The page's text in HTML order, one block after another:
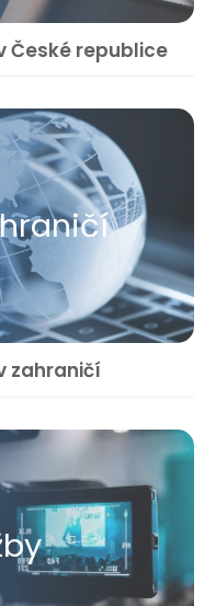
České republice
zahraničí